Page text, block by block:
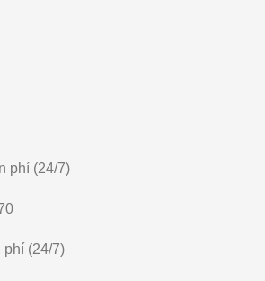
phí (24/7)
phí (24/7)